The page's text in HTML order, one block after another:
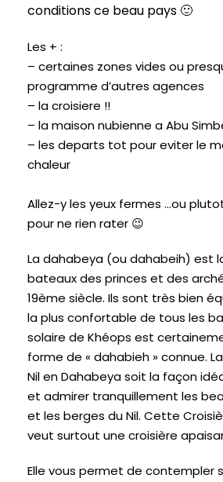
conditions ce beau pays 🙂
Les + :
– certaines zones vides ou
programme d’autres agences
– la croisiere !!
– la maison nubienne a Abu
– les departs tot pour eviter le
chaleur
Allez-y les yeux fermes …ou
pour ne rien rater 😉
La dahabeya (ou dahabeih) est
bateaux des princes et des
19ème siècle. Ils sont très bien
la plus confortable de tous les
solaire de Khéops est
forme de « dahabieh » connue.
Nil en Dahabeya soit la façon
et admirer tranquillement les
et les berges du Nil. Cette
veut surtout une croisière
Elle vous permet de contempler